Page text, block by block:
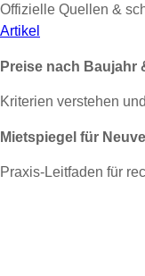
Offizielle Quellen &
Artikel
Preise nach Baujahr
Kriterien verstehen
Mietspiegel für
Praxis-Leitfaden für